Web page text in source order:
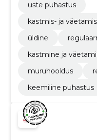
uste puhastus
kastmis- ja
üldine
kastmine ja
muruhooldus
keemiline puhastus